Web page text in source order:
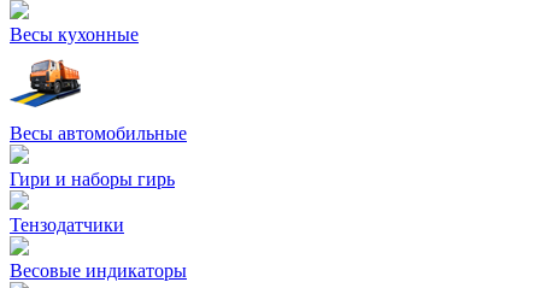
Весы кухонные
Весы автомобильные
Гири и наборы гирь
Тензодатчики
Весовые индикаторы